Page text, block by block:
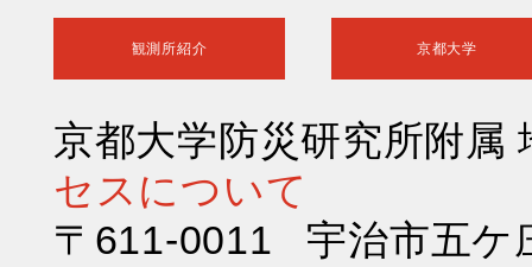
観測所紹介 京都大学
京都大学防災研究所附
セスについて
〒611-0011 宇治市五ケ